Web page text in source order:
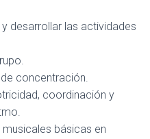
desarrollar las actividades
concentración.
coordinación y
básicas en